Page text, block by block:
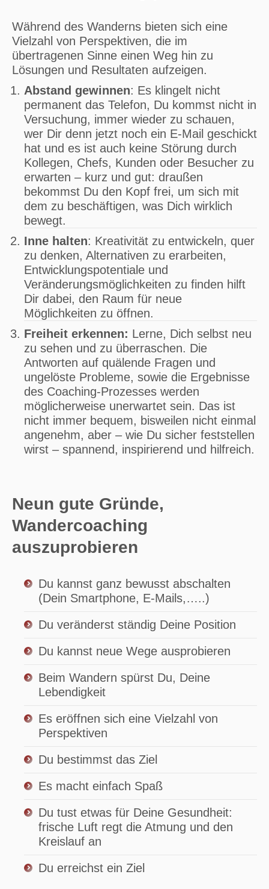
Während des Wanderns bieten sich eine
Vielzahl von Perspektiven, die im
übertragenen Sinne einen Weg hin zu
Lösungen und Resultaten aufzeigen.
Abstand gewinnen: Es klingelt nicht
permanent das Telefon, Du kommst nicht in
Versuchung, immer wieder zu schauen,
wer Dir denn jetzt noch ein E-Mail geschickt
hat und es ist auch keine Störung durch
Kollegen, Chefs, Kunden oder Besucher zu
erwarten – kurz und gut: draußen
bekommst Du den Kopf frei, um sich mit
dem zu beschäftigen, was Dich wirklich
bewegt.
Inne halten: Kreativität zu entwickeln, quer
zu denken, Alternativen zu erarbeiten,
Entwicklungspotentiale und
Veränderungsmöglichkeiten zu finden hilft
Dir dabei, den Raum für neue
Möglichkeiten zu öffnen.
Freiheit erkennen: Lerne, Dich selbst neu
zu sehen und zu überraschen. Die
Antworten auf quälende Fragen und
ungelöste Probleme, sowie die Ergebnisse
des Coaching-Prozesses werden
möglicherweise unerwartet sein. Das ist
nicht immer bequem, bisweilen nicht einmal
angenehm, aber – wie Du sicher feststellen
wirst – spannend, inspirierend und hilfreich.
Neun gute Gründe,
Wandercoaching
auszuprobieren
Du kannst ganz bewusst abschalten
(Dein Smartphone, E-Mails,…..)
Du veränderst ständig Deine Position
Du kannst neue Wege ausprobieren
Beim Wandern spürst Du, Deine
Lebendigkeit
Es eröffnen sich eine Vielzahl von
Perspektiven
Du bestimmst das Ziel
Es macht einfach Spaß
Du tust etwas für Deine Gesundheit:
frische Luft regt die Atmung und den
Kreislauf an
Du erreichst ein Ziel